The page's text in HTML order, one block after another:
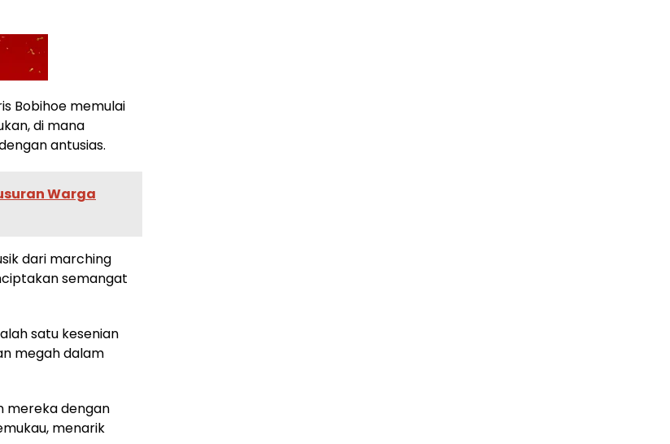
Bobihoe memulai
di mana
antusias.
Warga
dari marching
semangat
satu kesenian
megah dalam
mereka dengan
menarik